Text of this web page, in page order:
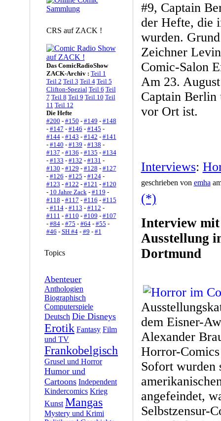
CRS auf ZACK !
Das ComicRadioShow
ZACK-Archiv : Teil 1
Teil 2 Teil 3 Teil 4 Teil 5
Clifton-Spezial Teil 6 Teil
7 Teil 8 Teil 9 Teil 10 Teil
11 Teil 12
Die Hefte
#200 - #150 - #149 - #148
- #147 - #146 - #145 -
#144- #143 - #142 - #141
- #140 - #139 - #138 -
#137 - #136 - #135 - #134
- #133 - #132 - #131 -
#130 - #129 - #128 - #127
- #126 - #125 - #124-
#123 - #122 - #121 - #120
- 10 Jahre Zack- #119 -
#118 - #117 - #116 - #115
- #114- #113 - #112 -
#111 - #110 - #109 - #107
- #84- #75 - #64- #55 -
#46 - SH #4- #9 - #1
Topics
Abenteuer
Anthologien
Biographisch
Computerspiele
Deutsch Die Disneys
Erotik Fantasy Film
und TV
Frankobelgisch
Grusel und Horror
Humor und
Cartoons Independent
Kindercomics Krieg
Kunst Mangas
Mystery und Krimi
#9, Captain
der Hefte, die
wurden.
Zeichner
Comic-Salon
Am 23.
Captain Berlin
vor Ort ist.
Interviews:
geschrieben von emha
(*)
Interview
Ausstellung
Dortmund
dem Eisner-
Alexander
Horror-
Sofort wurden
angefeindet,
Selbstzensur-